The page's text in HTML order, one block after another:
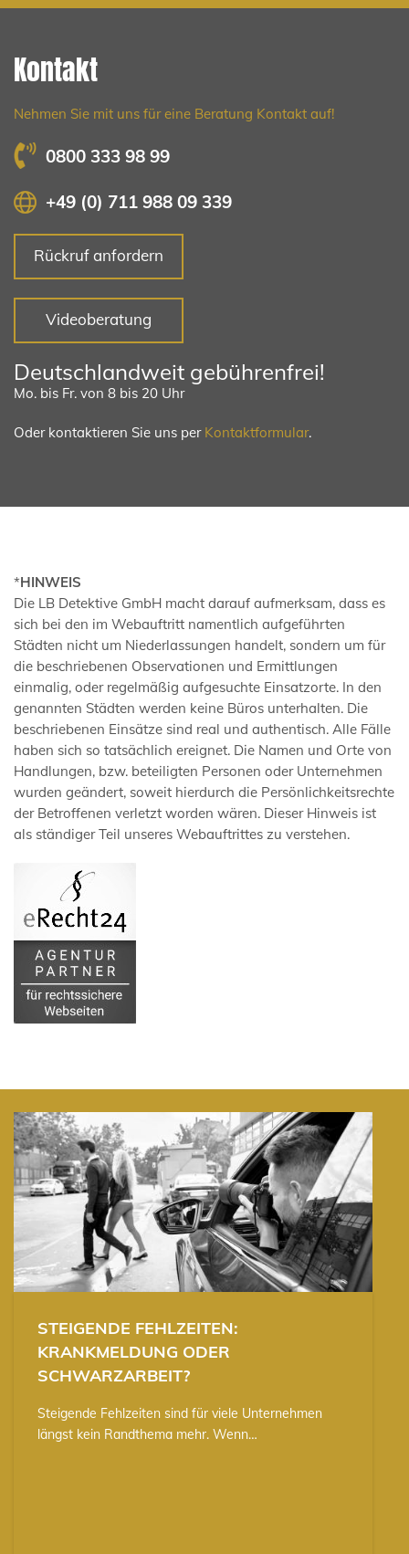
Kontakt
Nehmen Sie mit uns für eine Beratung Kontakt auf!
0800 333 98 99
+49 (0) 711 988 09 339
Rückruf anfordern
Videoberatung
Deutschlandweit gebührenfrei!
Mo. bis Fr. von 8 bis 20 Uhr
Oder kontaktieren Sie uns per Kontaktformular.
*HINWEIS
Die LB Detektive GmbH macht darauf aufmerksam, dass es
sich bei den im Webauftritt namentlich aufgeführten
Städten nicht um Niederlassungen handelt, sondern um für
die beschriebenen Observationen und Ermittlungen
einmalig, oder regelmäßig aufgesuchte Einsatzorte. In den
genannten Städten werden keine Büros unterhalten. Die
beschriebenen Einsätze sind real und authentisch. Alle Fälle
haben sich so tatsächlich ereignet. Die Namen und Orte von
Handlungen, bzw. beteiligten Personen oder Unternehmen
wurden geändert, soweit hierdurch die Persönlichkeitsrechte
der Betroffenen verletzt worden wären. Dieser Hinweis ist
als ständiger Teil unseres Webauftrittes zu verstehen.
STEIGENDE FEHLZEITEN:
KRANKMELDUNG ODER
SCHWARZARBEIT?
Steigende Fehlzeiten sind für viele Unternehmen
längst kein Randthema mehr. Wenn…